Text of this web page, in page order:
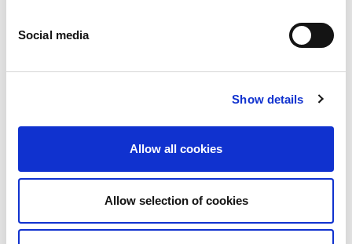
Social media
Show details
Allow all cookies
Allow selection of cookies
Ciastka owsiane z kawałkami jabłek GILLE